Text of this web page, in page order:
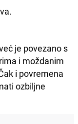
je povezano s
i moždanim
i povremena
ozbiljne